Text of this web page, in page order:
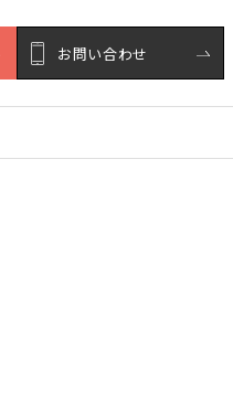
お問い合わせ